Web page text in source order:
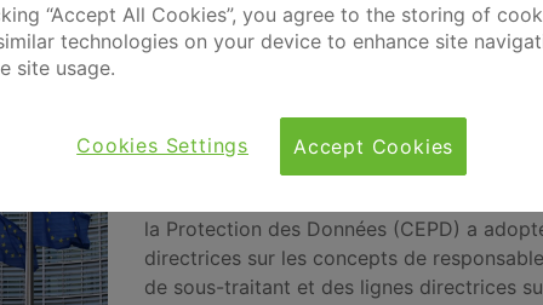
session pléniaire : adoption de
ST, ciblages publicitaires,
Au cours de cette 37e session plénière, le
la Protection des Données (CEPD) a
directrices sur les concepts de
de sous-traitant et des lignes directrices
“Accept All Cookies”, you agree to the storing of
technologies on your device to enhance site
site usage.
Accept Cookies
Cookies Settings